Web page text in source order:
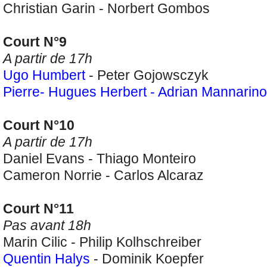
Christian Garin - Norbert Gombos
Court N°9
A partir de 17h
Ugo Humbert- Peter Gojowsczyk
Pierre- Hugues Herbert - Adrian Mannarino
Court N°10
A partir de 17h
Daniel Evans - Thiago Monteiro
Cameron Norrie - Carlos Alcaraz
Court N°11
Pas avant 18h
Marin Cilic - Philip Kolhschreiber
Quentin Halys - Dominik Koepfer